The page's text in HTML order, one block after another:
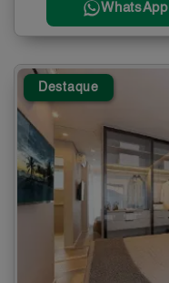
WhatsApp
Destaque